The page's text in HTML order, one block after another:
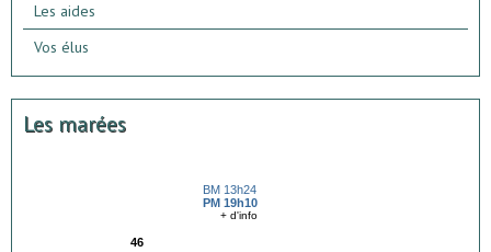
Les aides
Vos élus
Les marées